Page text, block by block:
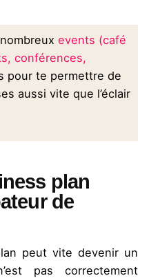
nombreuxevents (café
conférences,
pour te permettre de
aussi vite que l’éclair
plan
de
peut vite devenir un
pas correctement